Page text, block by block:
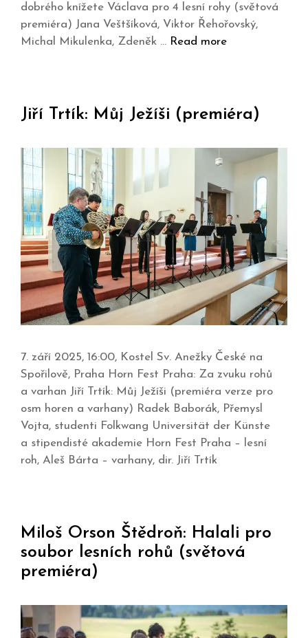
dobrého knížete Václava pro 4 lesní rohy (světová
premiéra) Jana Veštšíková, Viktor Řehořovský,
Michal Mikulenka, Zdeněk … Read more
Jiří Trtík: Můj Ježíši (premiéra)
7. září 2025, 16:00, Kostel Sv. Anežky České na
Spořilově, Praha Horn Fest Praha: Za zvuku rohů
a varhan Jiří Trtík: Můj Ježíši (premiéra verze pro
osm horen a varhany) Radek Baborák, Přemysl
Vojta, studenti Folkwang Universität der Künste
a stipendisté akademie Horn Fest Praha – lesní
roh, Aleš Bárta – varhany, dir. Jiří Trtík
Miloš Orson Štědroň: Halali pro
soubor lesních rohů (světová
premiéra)